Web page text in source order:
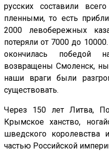
русских составили
пленными, то есть
2000 левобережных
потеряли от 7000 до
окончилась победой
возвращены Смоленск,
наши враги были
существовать.
Через 150 лет Литва,
Крымское ханство,
шведского королевства
частью Российской